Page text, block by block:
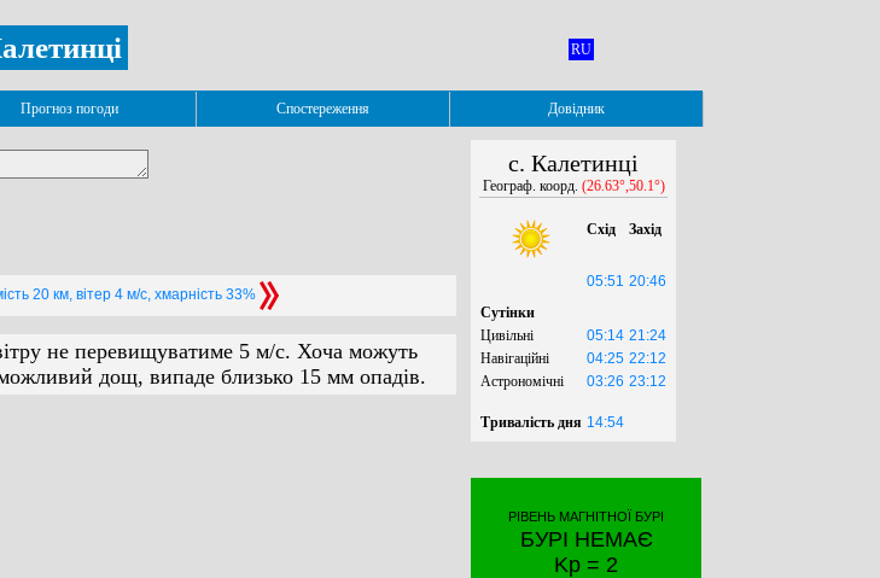
RU
Прогноз погоди Спостереження Довідник
20 км, вітер 4 м/с, хмарність 33%
не перевищуватиме 5 м/с. Хоча можуть
дощ, випаде близько 15 мм опадів.
с. Калетинці
Географ. коорд. (26.63°,50.1°)
Схід Захід
05:51 20:46
Сутінки
Цивільні
05:14 21:24
Навігаційні
04:25 22:12
Астрономічні
03:26 23:12
Тривалість дня 14:54
РІВЕНЬ МАГНІТНОЇ БУРІ
БУРІ НЕМАЄ
Kp = 2